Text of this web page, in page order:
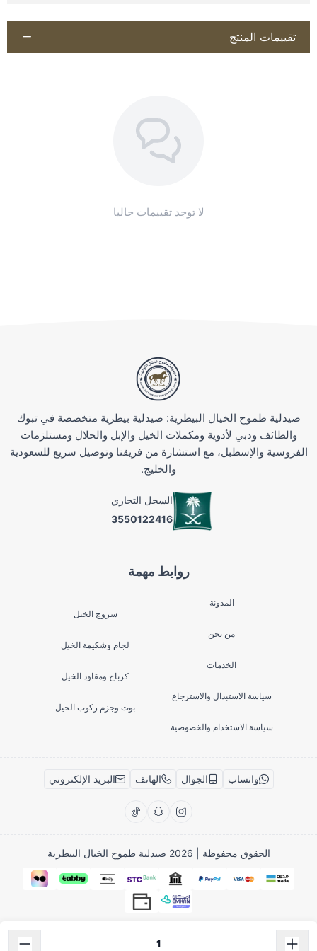
اطلب المنتج
تقييمات المنتج
لا توجد تقييمات حاليا
روابط مهمة
المدونة
من نحن
الخدمات
سياسة الاستبدال والاسترجاع
سياسة الاستخدام والخصوصية
سروج الخيل
لجام وشكيمة الخيل
كرباج ومقاود الخيل
بوت وجزم ركوب الخيل
صيدلية طموح الخيال البيطرية: صيدلية بيطرية متخصصة في تبوك
والطائف ودبي لأدوية ومكملات الخيل والإبل والحلال ومستلزمات
الفروسية والإسطبل، مع استشارة من فريقنا وتوصيل سريع للسعودية
والخليج.
السجل التجاري
3550122416
واتساب الجوال الهاتف البريد الإلكتروني
الحقوق محفوظة | 2026 صيدلية طموح الخيال البيطرية